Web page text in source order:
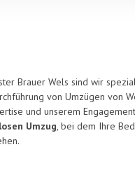
Brauer Wels sind wir
von Umzügen von
und unserem
Umzug, bei dem Ihre